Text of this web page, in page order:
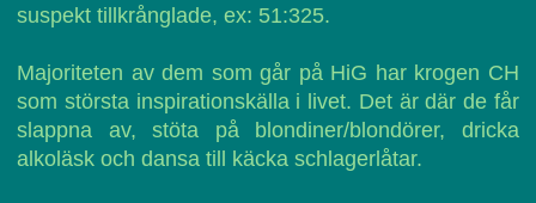
suspekt tillkrånglade, ex: 51:325.
Majoriteten av dem som går på HiG har krogen CH
som största inspirationskälla i livet. Det är där de får
slappna av, stöta på blondiner/blondörer, dricka
alkoläsk och dansa till käcka schlagerlåtar.